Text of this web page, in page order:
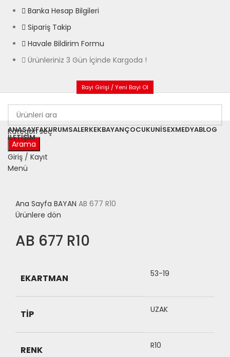
Banka Hesap Bilgileri
Sipariş Takip
Havale Bildirim Formu
Ürünleriniz 3 Gün İçinde Kargoda !
Bayi Girişi / Yeni Bayi Ol
Kategori seç
Arama
Giriş / Kayıt
Menü
ANASAYFAKURUMSALERKEKBAYANÇOCUKUNISEXMEDYABLOG
İLETIŞIM
Büyütmek için tıklayın
Ana Sayfa BAYAN AB 677 R10
Ürünlere dön
AB 677 R10
EKARTMAN 53-19
TIP UZAK
RENK R10